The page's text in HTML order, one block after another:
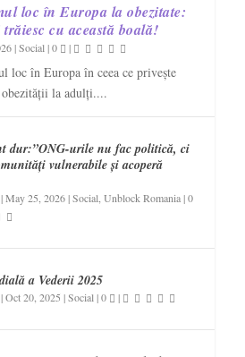
loc în Europa la obezitate:
cu această boală!
|Social |0 |
loc în Europa în ceea ce privește
obezității la adulți....
dur:”ONG-urile nu fac politică, ci
vulnerabile și acoperă
|May 25, 2026|Social ,Unblock Romania|0
a Vederii 2025
|Oct 20, 2025 |Social |0 |